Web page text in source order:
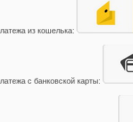
из кошелька:
с банковской карты: